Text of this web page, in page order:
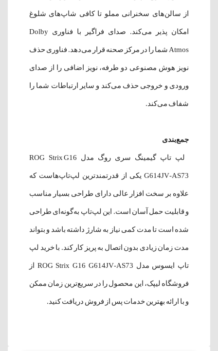
از سالن‌های سخنرانی مملو تا کافی شاپ‌های شلوغ
امکان پذیر می‌کند. صدای فراگیر با فناوری Dolby
Atmos شما را در مرکز صحنه قرار می‌دهد. فناوری حذف
نویز هوش مصنوعی دو طرفه، نویز اضافی را از صدای
ورودی و خروجی حذف می‌کند و سایر ارتباطات شما را
شفاف می‌کند.
جمع‌بندی
لپ تاپ گیمینگ سری روگ مدل ROG Strix G16
G614JV-AS73 یکی از قدرتمندترین لپ‌تاپ‌هاست که
علاوه بر سخت افزار عالی دارای طراحی بسیار مناسب
و قابلیت حمل آسان است. این لپ‌تاپ به‌گونه‌ای طراحی
شده است تا مدت کمی نیاز به شارژ داشته باشد و بتواند
مدت زمان زیادی بدون اتصال به پریز کار کند. با خرید لپ
تاپ ایسوس مدل ROG Strix G16 G614JV-AS73 از
فروشگاه لیپک، این محصول را در سریع‌ترین زمان ممکن
و با ارائه بهترین خدمات پس از فروش دریافت کنید.